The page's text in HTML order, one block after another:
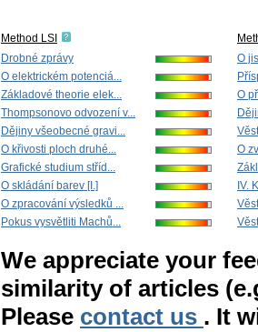
Method LSI
Drobné zprávy
O elektrickém potenciá...
Základové theorie elek...
Thompsonovo odvození v...
Dějiny všeobecné gravi...
O křivosti ploch druhé...
Grafické studium stříd...
O skládání barev [I.]
O zpracování výsledků ...
Pokus vysvětliti Machů...
O
O
O
IV.
We appreciate your
similarity of articles
Please contact us . It